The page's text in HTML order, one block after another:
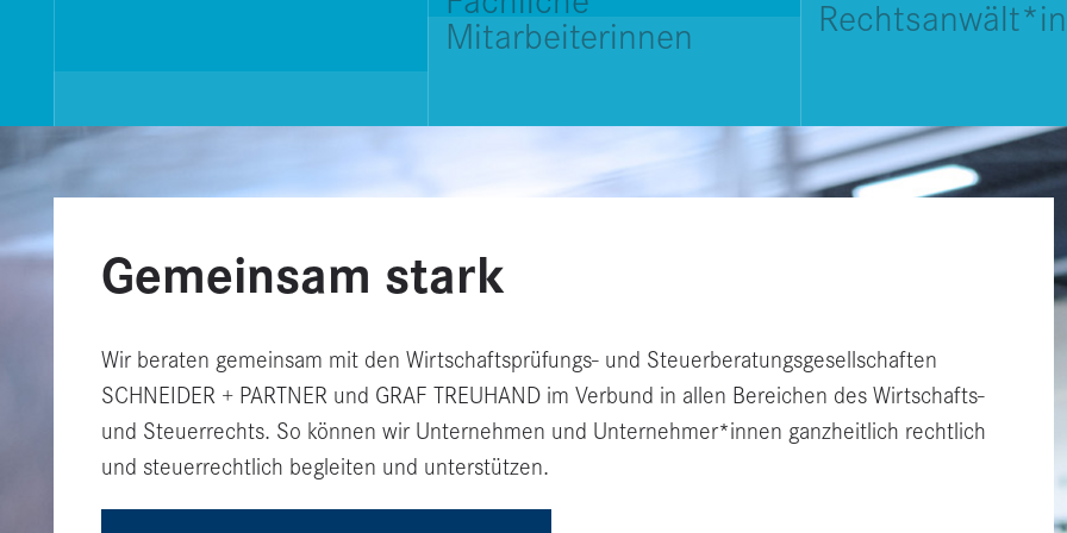
Mitarbeiterinnen
Gemeinsam stark
Wir beraten gemeinsam mit den Wirtschaftsprüfungs- und Steuerberatungsgesellschaften
SCHNEIDER + PARTNER und GRAF TREUHAND im Verbund in allen Bereichen des Wirtschafts-
und Steuerrechts. So können wir Unternehmen und Unternehmer*innen ganzheitlich rechtlich
und steuerrechtlich begleiten und unterstützen.